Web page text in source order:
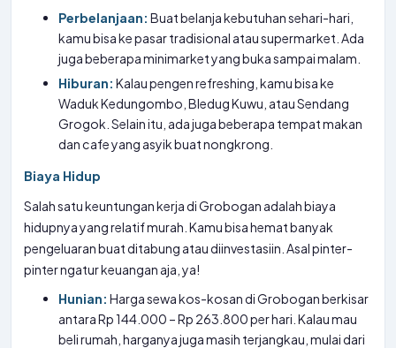
Perbelanjaan: Buat belanja kebutuhan sehari-hari,
kamu bisa ke pasar tradisional atau supermarket. Ada
juga beberapa minimarket yang buka sampai malam.
Hiburan: Kalau pengen refreshing, kamu bisa ke
Waduk Kedungombo, Bledug Kuwu, atau Sendang
Grogok. Selain itu, ada juga beberapa tempat makan
dan cafe yang asyik buat nongkrong.
Biaya Hidup
Salah satu keuntungan kerja di Grobogan adalah biaya
hidupnya yang relatif murah. Kamu bisa hemat banyak
pengeluaran buat ditabung atau diinvestasiin. Asal pinter-
pinter ngatur keuangan aja, ya!
Hunian: Harga sewa kos-kosan di Grobogan berkisar
antara Rp 144.000 – Rp 263.800 per hari. Kalau mau
beli rumah, harganya juga masih terjangkau, mulai dari